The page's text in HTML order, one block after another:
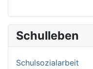
Schulleben
Schulsozialarbeit